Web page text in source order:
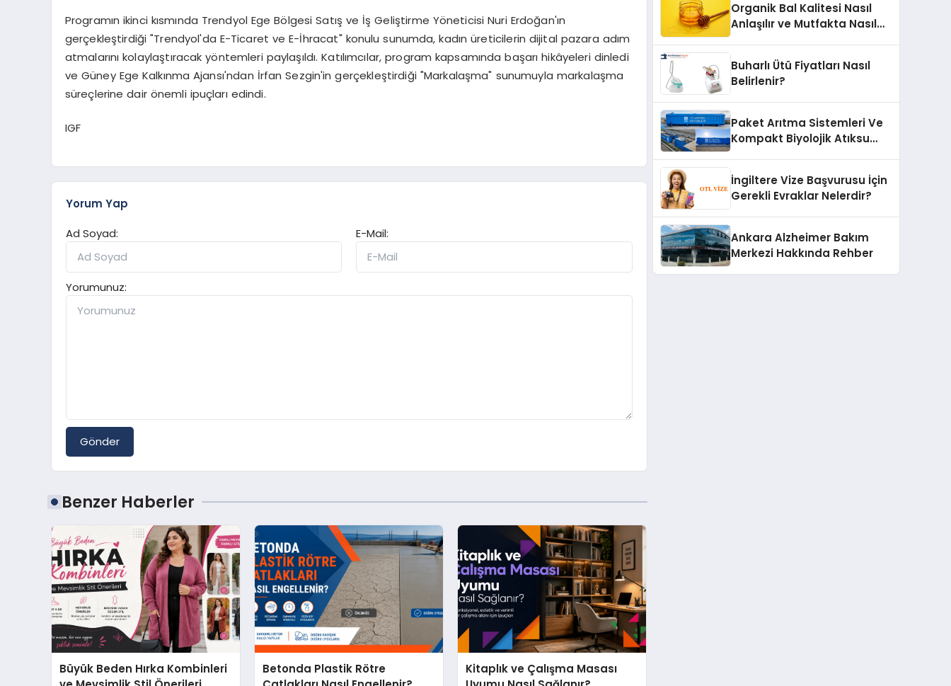
Programın ikinci kısmında Trendyol Ege Bölgesi Satış ve İş Geliştirme Yöneticisi Nuri Erdoğan'ın
gerçekleştirdiği "Trendyol'da E-Ticaret ve E-İhracat" konulu sunumda, kadın üreticilerin dijital pazara adım
atmalarını kolaylaştıracak yöntemleri paylaşıldı. Katılımcılar, program kapsamında başarı hikâyeleri dinledi
ve Güney Ege Kalkınma Ajansı'ndan İrfan Sezgin'in gerçekleştirdiği "Markalaşma" sunumuyla markalaşma
süreçlerine dair önemli ipuçları edindi.
IGF
Yorum Yap
Ad Soyad:
E-Mail:
Yorumunuz:
Gönder
Benzer Haberler
Büyük Beden Hırka Kombinleri
Betonda Plastik Rötre
Kitaplık ve Çalışma Masası
Organik Bal Kalitesi Nasıl
Anlaşılır ve Mutfakta Nasıl
Buharlı Ütü Fiyatları Nasıl
Belirlenir?
Paket Arıtma Sistemleri Ve
Kompakt Biyolojik Atıksu
İngiltere Vize Başvurusu İçin
Gerekli Evraklar Nelerdir?
Ankara Alzheimer Bakım
Merkezi Hakkında Rehber